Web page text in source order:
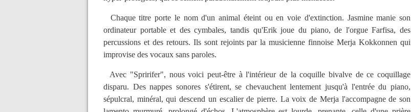
Chaque titre porte le nom d'un animal éteint ou en voie d'extinction. Jasmine manie son
ordinateur portable et des cymbales, tandis qu'Erik joue du piano, de l'orgue Farfisa, des
percussions et des retours. Ils sont rejoints par la musicienne finnoise Merja Kokkonnen qui
improvise des vocaux sans paroles.
Avec "Spririfer", nous voici peut-être à l'intérieur de la coquille bivalve de ce coquillage
disparu. Des nappes sonores s'étirent, se chevauchent lentement jusqu'à l'entrée du piano,
sépulcral, minéral, qui descend un escalier de pierre. La voix de Merja l'accompagne de son